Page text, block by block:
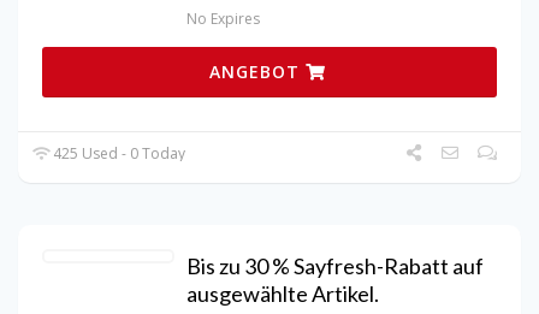
No Expires
ANGEBOT
425 Used - 0 Today
Bis zu 30 % Sayfresh-Rabatt auf
ausgewählte Artikel.